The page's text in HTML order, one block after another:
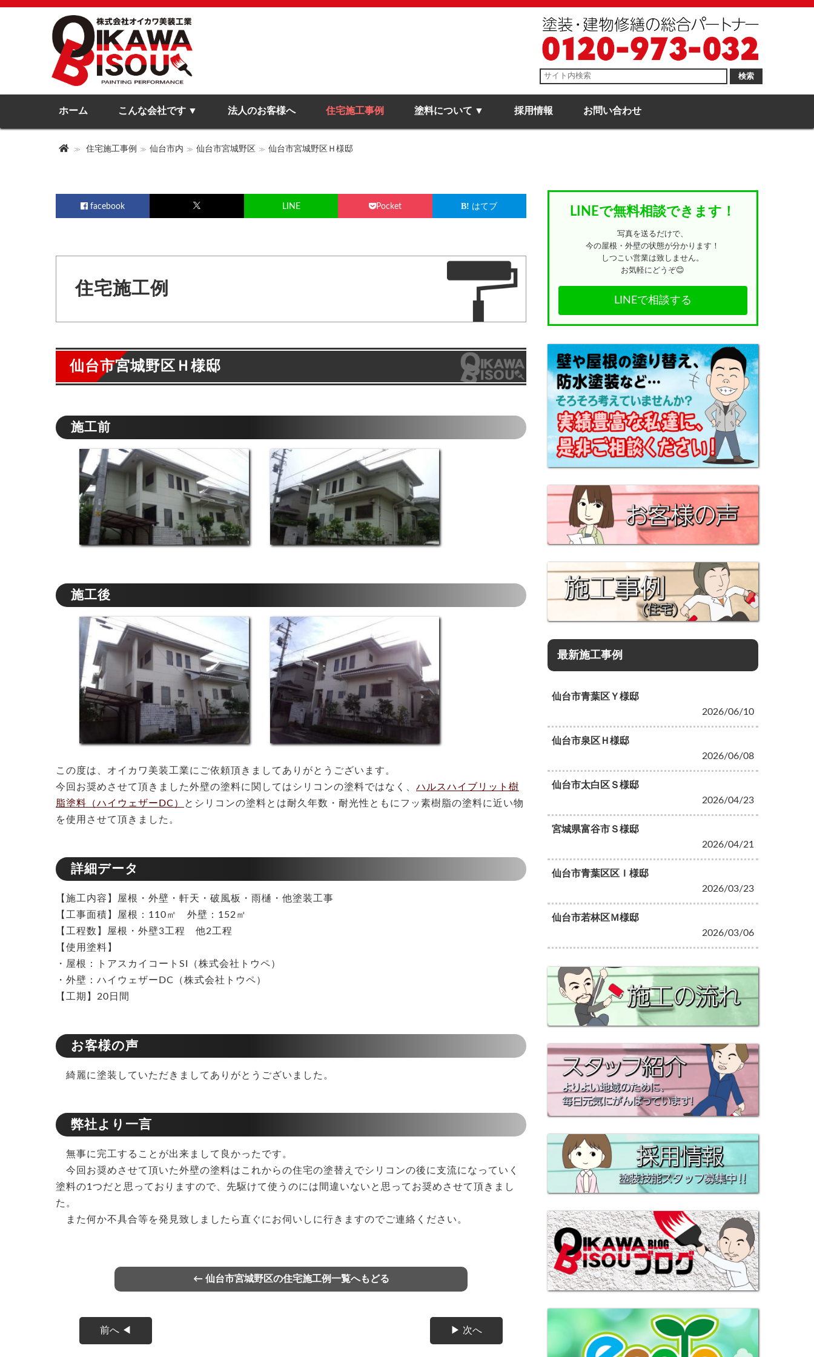
検索
ホーム こんな会社です 法人のお客様へ 住宅施工事例 塗料について 採用情報 お問い合わせ
住宅施工事例 仙台市内 仙台市宮城野区 仙台市宮城野区Ｈ様邸
facebook LINE Pocket はてブ
住宅施工例
仙台市宮城野区Ｈ様邸
施工前
施工後
この度は、オイカワ美装工業にご依頼頂きましてありがとうございます。
今回お奨めさせて頂きました外壁の塗料に関してはシリコンの塗料ではなく、 ハルスハイブリット樹
脂塗料（ハイウェザーDC）
とシリコンの塗料とは耐久年数・耐光性ともにフッ素樹脂の塗料に近い物
を使用させて頂きました。
詳細データ
【施工内容】屋根・外壁・軒天・破風板・雨樋・他塗装工事
【工事面積】屋根：110㎡ 外壁：152㎡
【工程数】屋根・外壁3工程 他2工程
【使用塗料】
・屋根：トアスカイコートSI（株式会社トウペ）
・外壁：ハイウェザーDC（株式会社トウペ）
【工期】20日間
お客様の声
綺麗に塗装していただきましてありがとうございました。
弊社より一言
無事に完工することが出来まして良かったです。
今回お奨めさせて頂いた外壁の塗料はこれからの住宅の塗替えでシリコンの後に支流になっていく
塗料の1つだと思っておりますので、先駆けて使うのには間違いないと思ってお奨めさせて頂きまし
た。
また何か不具合等を発見致しましたら直ぐにお伺いしに行きますのでご連絡ください。
← 仙台市宮城野区の住宅施工例一覧へもどる
前へ ◀ ▶ 次へ
LINEで無料相談できます！
写真を送るだけで、
今の屋根・外壁の状態が分かります！
しつこい営業は致しません。
お気軽にどうぞ😊
LINEで相談する
最新施工事例
仙台市青葉区Ｙ様邸
2026/06/10
仙台市泉区Ｈ様邸
2026/06/08
仙台市太白区Ｓ様邸
2026/04/23
宮城県富谷市Ｓ様邸
2026/04/21
仙台市青葉区区Ｉ様邸
2026/03/23
仙台市若林区Ｍ様邸
2026/03/06